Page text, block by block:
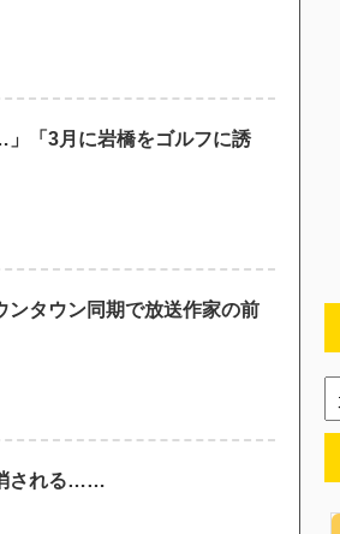
「3月に岩橋をゴルフに誘
ンタウン同期で放送作家の前
される……